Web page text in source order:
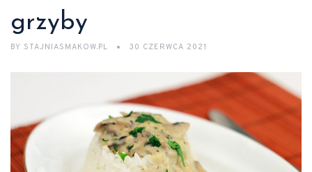
grzyby
BY STAJNIASMAKOW.PL 30 CZERWCA 2021